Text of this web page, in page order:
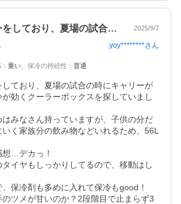
子供がサッカーをしており、夏場の試合の… 2025/9/7
yoy********さん
： 重い 保冷の持続性 ： 普通
ており、夏場の試合の時にキャリーが
効くクーラーボックスを探していまし
はみなさん持っていますが、子供の分だ
く家族分の飲み物などいれるため、56L
…デカっ！
イヤもしっかりしてるので、移動はし
保冷剤も多めに入れて保冷もgood！
のツメが甘いのか？2段階目で止まらず3